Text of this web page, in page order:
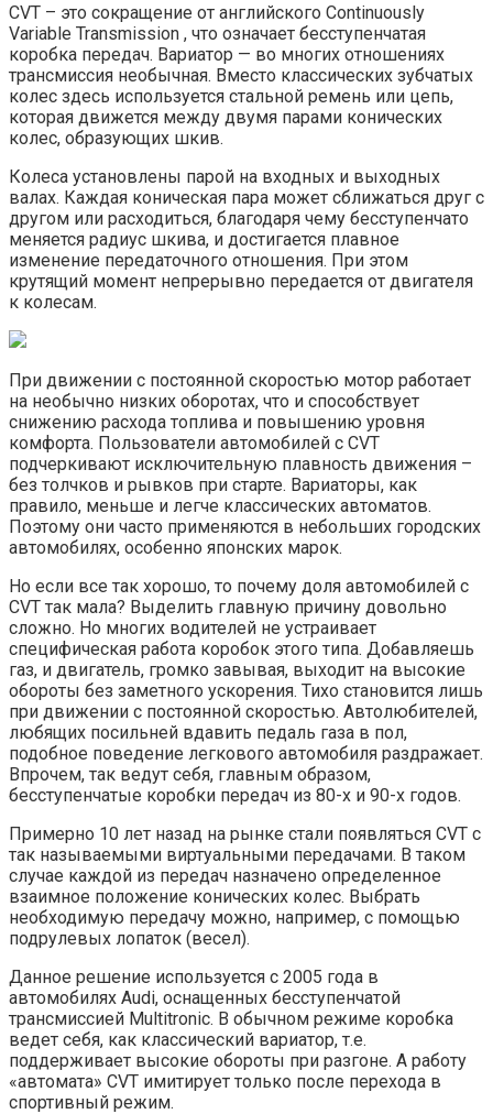
CVT – это сокращение от английского Continuously
Variable Transmission , что означает бесступенчатая
коробка передач. Вариатор — во многих отношениях
трансмиссия необычная. Вместо классических зубчатых
колес здесь используется стальной ремень или цепь,
которая движется между двумя парами конических
колес, образующих шкив.
Колеса установлены парой на входных и выходных
валах. Каждая коническая пара может сближаться друг с
другом или расходиться, благодаря чему бесступенчато
меняется радиус шкива, и достигается плавное
изменение передаточного отношения. При этом
крутящий момент непрерывно передается от двигателя
к колесам.
При движении с постоянной скоростью мотор работает
на необычно низких оборотах, что и способствует
снижению расхода топлива и повышению уровня
комфорта. Пользователи автомобилей с CVT
подчеркивают исключительную плавность движения –
без толчков и рывков при старте. Вариаторы, как
правило, меньше и легче классических автоматов.
Поэтому они часто применяются в небольших городских
автомобилях, особенно японских марок.
Но если все так хорошо, то почему доля автомобилей с
CVT так мала? Выделить главную причину довольно
сложно. Но многих водителей не устраивает
специфическая работа коробок этого типа. Добавляешь
газ, и двигатель, громко завывая, выходит на высокие
обороты без заметного ускорения. Тихо становится лишь
при движении с постоянной скоростью. Автолюбителей,
любящих посильней вдавить педаль газа в пол,
подобное поведение легкового автомобиля раздражает.
Впрочем, так ведут себя, главным образом,
бесступенчатые коробки передач из 80-х и 90-х годов.
Примерно 10 лет назад на рынке стали появляться CVT с
так называемыми виртуальными передачами. В таком
случае каждой из передач назначено определенное
взаимное положение конических колес. Выбрать
необходимую передачу можно, например, с помощью
подрулевых лопаток (весел).
Данное решение используется с 2005 года в
автомобилях Audi, оснащенных бесступенчатой
трансмиссией Multitronic. В обычном режиме коробка
ведет себя, как классический вариатор, т.е.
поддерживает высокие обороты при разгоне. А работу
«автомата» CVT имитирует только после перехода в
спортивный режим.